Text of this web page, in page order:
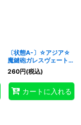
〔状態A-〕☆アジア☆
魔鍵砲ガレスヴェート
【プリズマティックシー
クレット】{アジア
DAMA-JP033}《儀
式》
260円(税込)
カートに入れる